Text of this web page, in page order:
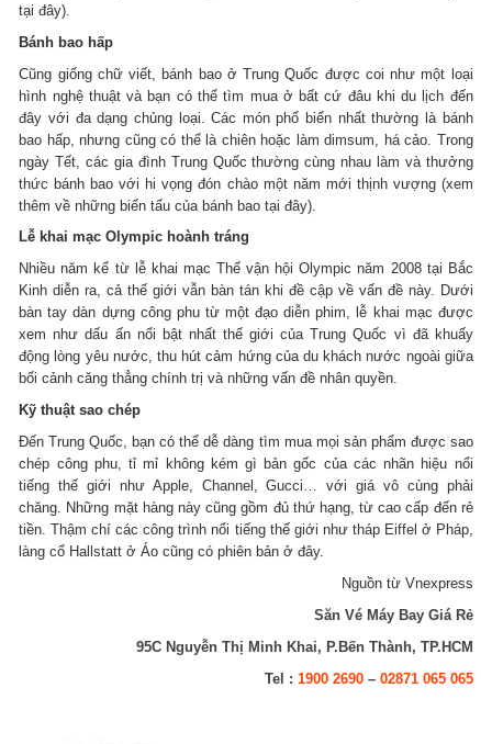
tại đây).
Bánh bao hấp
Cũng giống chữ viết, bánh bao ở Trung Quốc được coi như một loại
hình nghệ thuật và bạn có thể tìm mua ở bất cứ đâu khi du lịch đến
đây với đa dạng chủng loại. Các món phổ biến nhất thường là bánh
bao hấp, nhưng cũng có thể là chiên hoặc làm dimsum, há cảo. Trong
ngày Tết, các gia đình Trung Quốc thường cùng nhau làm và thưởng
thức bánh bao với hi vọng đón chào một năm mới thịnh vượng (xem
thêm về những biến tấu của bánh bao tại đây).
Lễ khai mạc Olympic hoành tráng
Nhiều năm kể từ lễ khai mạc Thế vận hội Olympic năm 2008 tại Bắc
Kinh diễn ra, cả thế giới vẫn bàn tán khi đề cập về vấn đề này. Dưới
bàn tay dàn dựng công phu từ một đạo diễn phim, lễ khai mạc được
xem như dấu ấn nổi bật nhất thế giới của Trung Quốc vì đã khuấy
động lòng yêu nước, thu hút cảm hứng của du khách nước ngoài giữa
bối cảnh căng thẳng chính trị và những vấn đề nhân quyền.
Kỹ thuật sao chép
Đến Trung Quốc, bạn có thể dễ dàng tìm mua mọi sản phẩm được sao
chép công phu, tỉ mỉ không kém gì bản gốc của các nhãn hiệu nổi
tiếng thế giới như Apple, Channel, Gucci… với giá vô cùng phải
chăng. Những mặt hàng này cũng gồm đủ thứ hạng, từ cao cấp đến rẻ
tiền. Thậm chí các công trình nổi tiếng thế giới như tháp Eiffel ở Pháp,
làng cổ Hallstatt ở Áo cũng có phiên bản ở đây.
Nguồn từ Vnexpress
Săn Vé Máy Bay Giá Rẻ
95C Nguyễn Thị Minh Khai, P.Bến Thành, TP.HCM
Tel : 1900 2690– 02871 065 065